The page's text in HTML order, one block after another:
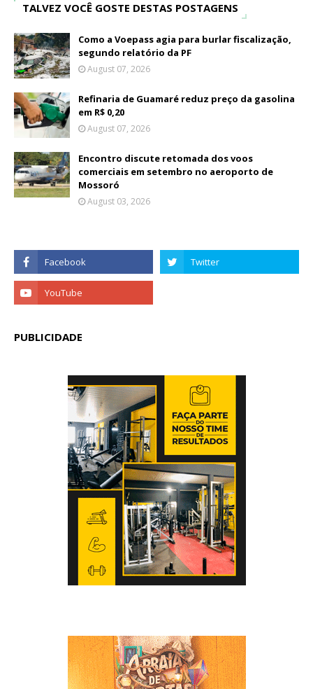
TALVEZ VOCÊ GOSTE DESTAS POSTAGENS
Como a Voepass agia para burlar fiscalização,
segundo relatório da PF
August 07, 2026
Refinaria de Guamaré reduz preço da gasolina
em R$ 0,20
August 07, 2026
Encontro discute retomada dos voos
comerciais em setembro no aeroporto de
Mossoró
August 03, 2026
PUBLICIDADE